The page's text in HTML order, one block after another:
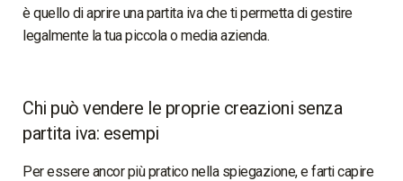
è quello di aprire una partita iva che ti permetta di gestire
legalmente la tua piccola o media azienda.
Chi può vendere le proprie creazioni senza
partita iva: esempi
Per essere ancor più pratico nella spiegazione, e farti capire